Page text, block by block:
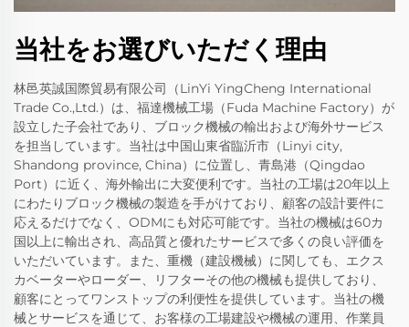
当社をお選びいただく理由
林邑英誠国際貿易有限公司（LinYi YingCheng International
Trade Co.,Ltd.）は、福達機械工場（Fuda Machine Factory）が
設立した子会社であり、ブロック機械の輸出および海外サービス
を担当しています。当社は中国山東省臨沂市（Linyi city,
Shandong province, China）に位置し、青島港（Qingdao
Port）に近く、海外輸出に大変便利です。当社の工場は20年以上
にわたりブロック機械の製造を手がけており、顧客の設計要件に
応えるだけでなく、ODMにも対応可能です。当社の機械は60カ
国以上に輸出され、高品質と優れたサービスで多くの良い評価を
いただいています。また、重機（建設機械）に関しても、エクス
カベーターやローダー、リフターその他の機械も提供しており、
顧客にとってワンストップの利便性を提供しています。当社の機
械とサービスを通じて、お客様の工場建設や機械の運用、作業員